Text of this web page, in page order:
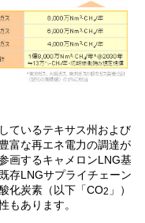
ているテキサス州および
富な再エネ電力の調達が
画するキャメロンLNG基
存LNGサプライチェーン
化炭素（以下「CO2 」）
もあります。